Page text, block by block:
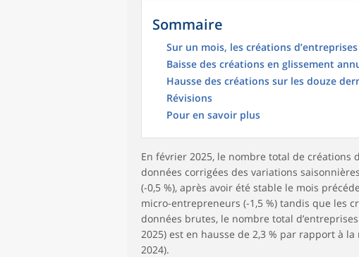
Sommaire
Sur un mois, les créations
Baisse des créations en glissement
Hausse des créations sur les douze
Révisions
Pour en savoir plus
En février 2025, le nombre total de créations
données corrigées des variations
(-0,5 %), après avoir été stable le mois
micro-entrepreneurs (-1,5 %) tandis que les
données brutes, le nombre total
2025) est en hausse de 2,3 % par rapport à
2024).